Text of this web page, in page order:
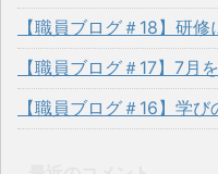
【職員ブログ＃18】研
【職員ブログ＃17】7月
【職員ブログ＃16】学び